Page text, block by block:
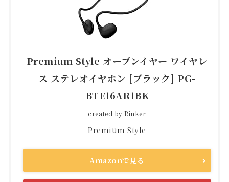
Premium Style オープンイヤー ワイヤレ
ス ステレオイヤホン [ブラック] PG-
BTE16AR1BK
created byRinker
Premium Style
Amazonで見る